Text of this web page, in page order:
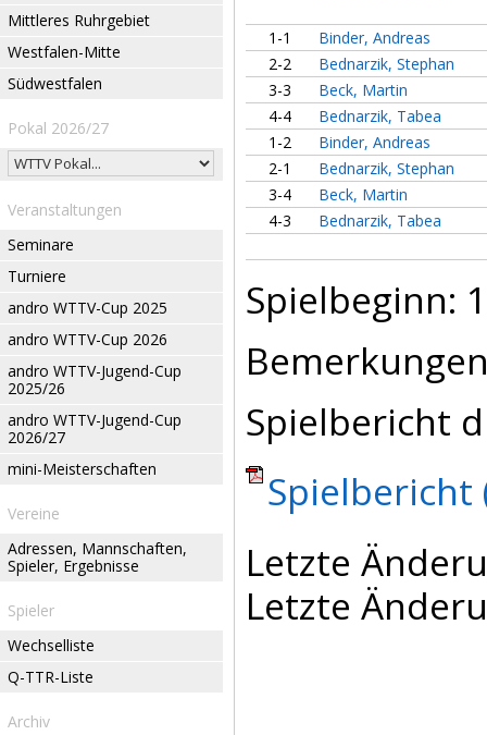
Mittleres Ruhrgebiet
Westfalen-Mitte
Südwestfalen
Pokal 2026/27
Veranstaltungen
Seminare
Turniere
andro WTTV-Cup 2025
andro WTTV-Cup 2026
andro WTTV-Jugend-Cup
2025/26
andro WTTV-Jugend-Cup
2026/27
mini-Meisterschaften
Vereine
Adressen, Mannschaften,
Spieler, Ergebnisse
Spieler
Wechselliste
Q-TTR-Liste
Archiv
1-1
Binder, Andreas
2-2
Bednarzik, Stephan
3-3
Beck, Martin
4-4
Bednarzik, Tabea
1-2
Binder, Andreas
2-1
Bednarzik, Stephan
3-4
Beck, Martin
4-3
Bednarzik, Tabea
Spielbeginn:
Spielbericht
Spielbericht
Letzte
Letzte